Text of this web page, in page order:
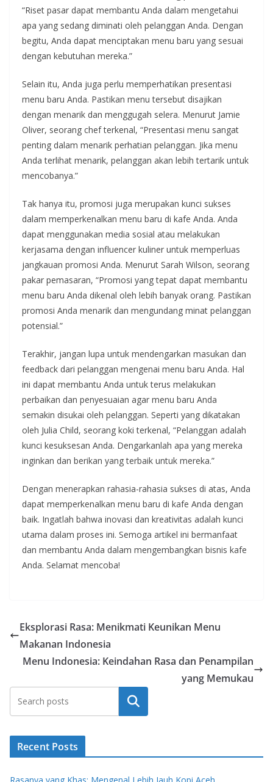
“Riset pasar dapat membantu Anda dalam mengetahui
apa yang sedang diminati oleh pelanggan Anda. Dengan
begitu, Anda dapat menciptakan menu baru yang sesuai
dengan kebutuhan mereka.”
Selain itu, Anda juga perlu memperhatikan presentasi
menu baru Anda. Pastikan menu tersebut disajikan
dengan menarik dan menggugah selera. Menurut Jamie
Oliver, seorang chef terkenal, “Presentasi menu sangat
penting dalam menarik perhatian pelanggan. Jika menu
Anda terlihat menarik, pelanggan akan lebih tertarik untuk
mencobanya.”
Tak hanya itu, promosi juga merupakan kunci sukses
dalam memperkenalkan menu baru di kafe Anda. Anda
dapat menggunakan media sosial atau melakukan
kerjasama dengan influencer kuliner untuk memperluas
jangkauan promosi Anda. Menurut Sarah Wilson, seorang
pakar pemasaran, “Promosi yang tepat dapat membantu
menu baru Anda dikenal oleh lebih banyak orang. Pastikan
promosi Anda menarik dan mengundang minat pelanggan
potensial.”
Terakhir, jangan lupa untuk mendengarkan masukan dan
feedback dari pelanggan mengenai menu baru Anda. Hal
ini dapat membantu Anda untuk terus melakukan
perbaikan dan penyesuaian agar menu baru Anda
semakin disukai oleh pelanggan. Seperti yang dikatakan
oleh Julia Child, seorang koki terkenal, “Pelanggan adalah
kunci kesuksesan Anda. Dengarkanlah apa yang mereka
inginkan dan berikan yang terbaik untuk mereka.”
Dengan menerapkan rahasia-rahasia sukses di atas, Anda
dapat memperkenalkan menu baru di kafe Anda dengan
baik. Ingatlah bahwa inovasi dan kreativitas adalah kunci
utama dalam proses ini. Semoga artikel ini bermanfaat
dan membantu Anda dalam mengembangkan bisnis kafe
Anda. Selamat mencoba!
Eksplorasi Rasa: Menikmati Keunikan Menu
Makanan Indonesia
Menu Indonesia: Keindahan Rasa dan Penampilan
yang Memukau
Search
Recent Posts